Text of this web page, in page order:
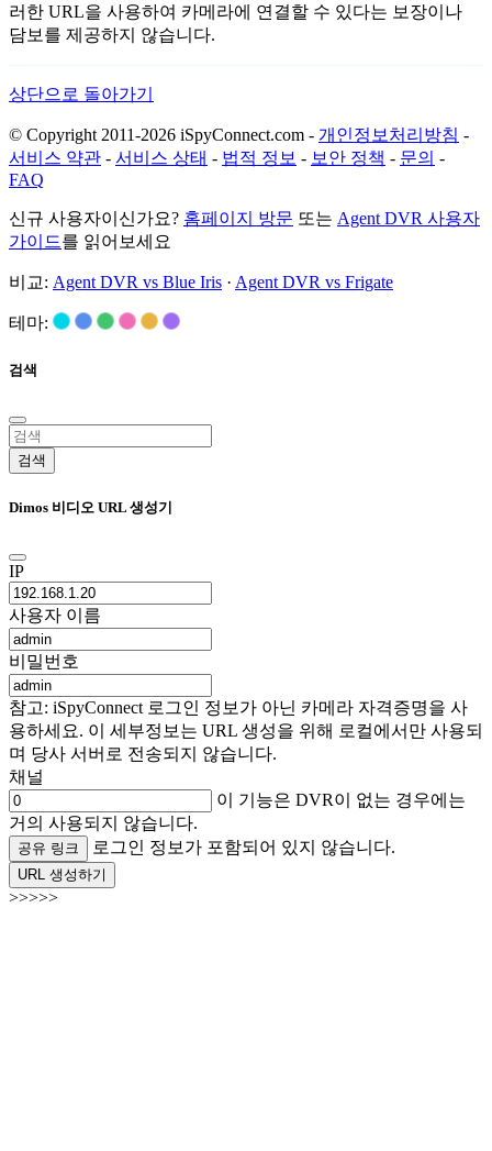
러한 URL을 사용하여 카메라에 연결할 수 있다는 보장이나
담보를 제공하지 않습니다.
상단으로 돌아가기
© Copyright 2011-2026 iSpyConnect.com - 개인정보처리방침 -
서비스 약관 - 서비스 상태 - 법적 정보 - 보안 정책 - 문의 -
FAQ
신규 사용자이신가요? 홈페이지 방문 또는 Agent DVR 사용자
가이드를 읽어보세요
비교: Agent DVR vs Blue Iris · Agent DVR vs Frigate
테마:
검색
검색
Dimos 비디오 URL 생성기
IP
사용자 이름
비밀번호
참고: iSpyConnect 로그인 정보가 아닌 카메라 자격증명을 사
용하세요. 이 세부정보는 URL 생성을 위해 로컬에서만 사용되
며 당사 서버로 전송되지 않습니다.
채널
이 기능은 DVR이 없는 경우에는
거의 사용되지 않습니다.
공유 링크 로그인 정보가 포함되어 있지 않습니다.
URL 생성하기
>>>>>